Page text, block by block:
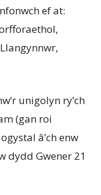
ef at:
unigolyn ry’ch
(gan roi
â’ch enw
dydd Gwener 21